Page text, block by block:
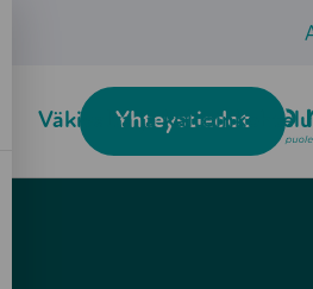
Väkivalta ja kaltoinkohtelu
Yhteystiedot